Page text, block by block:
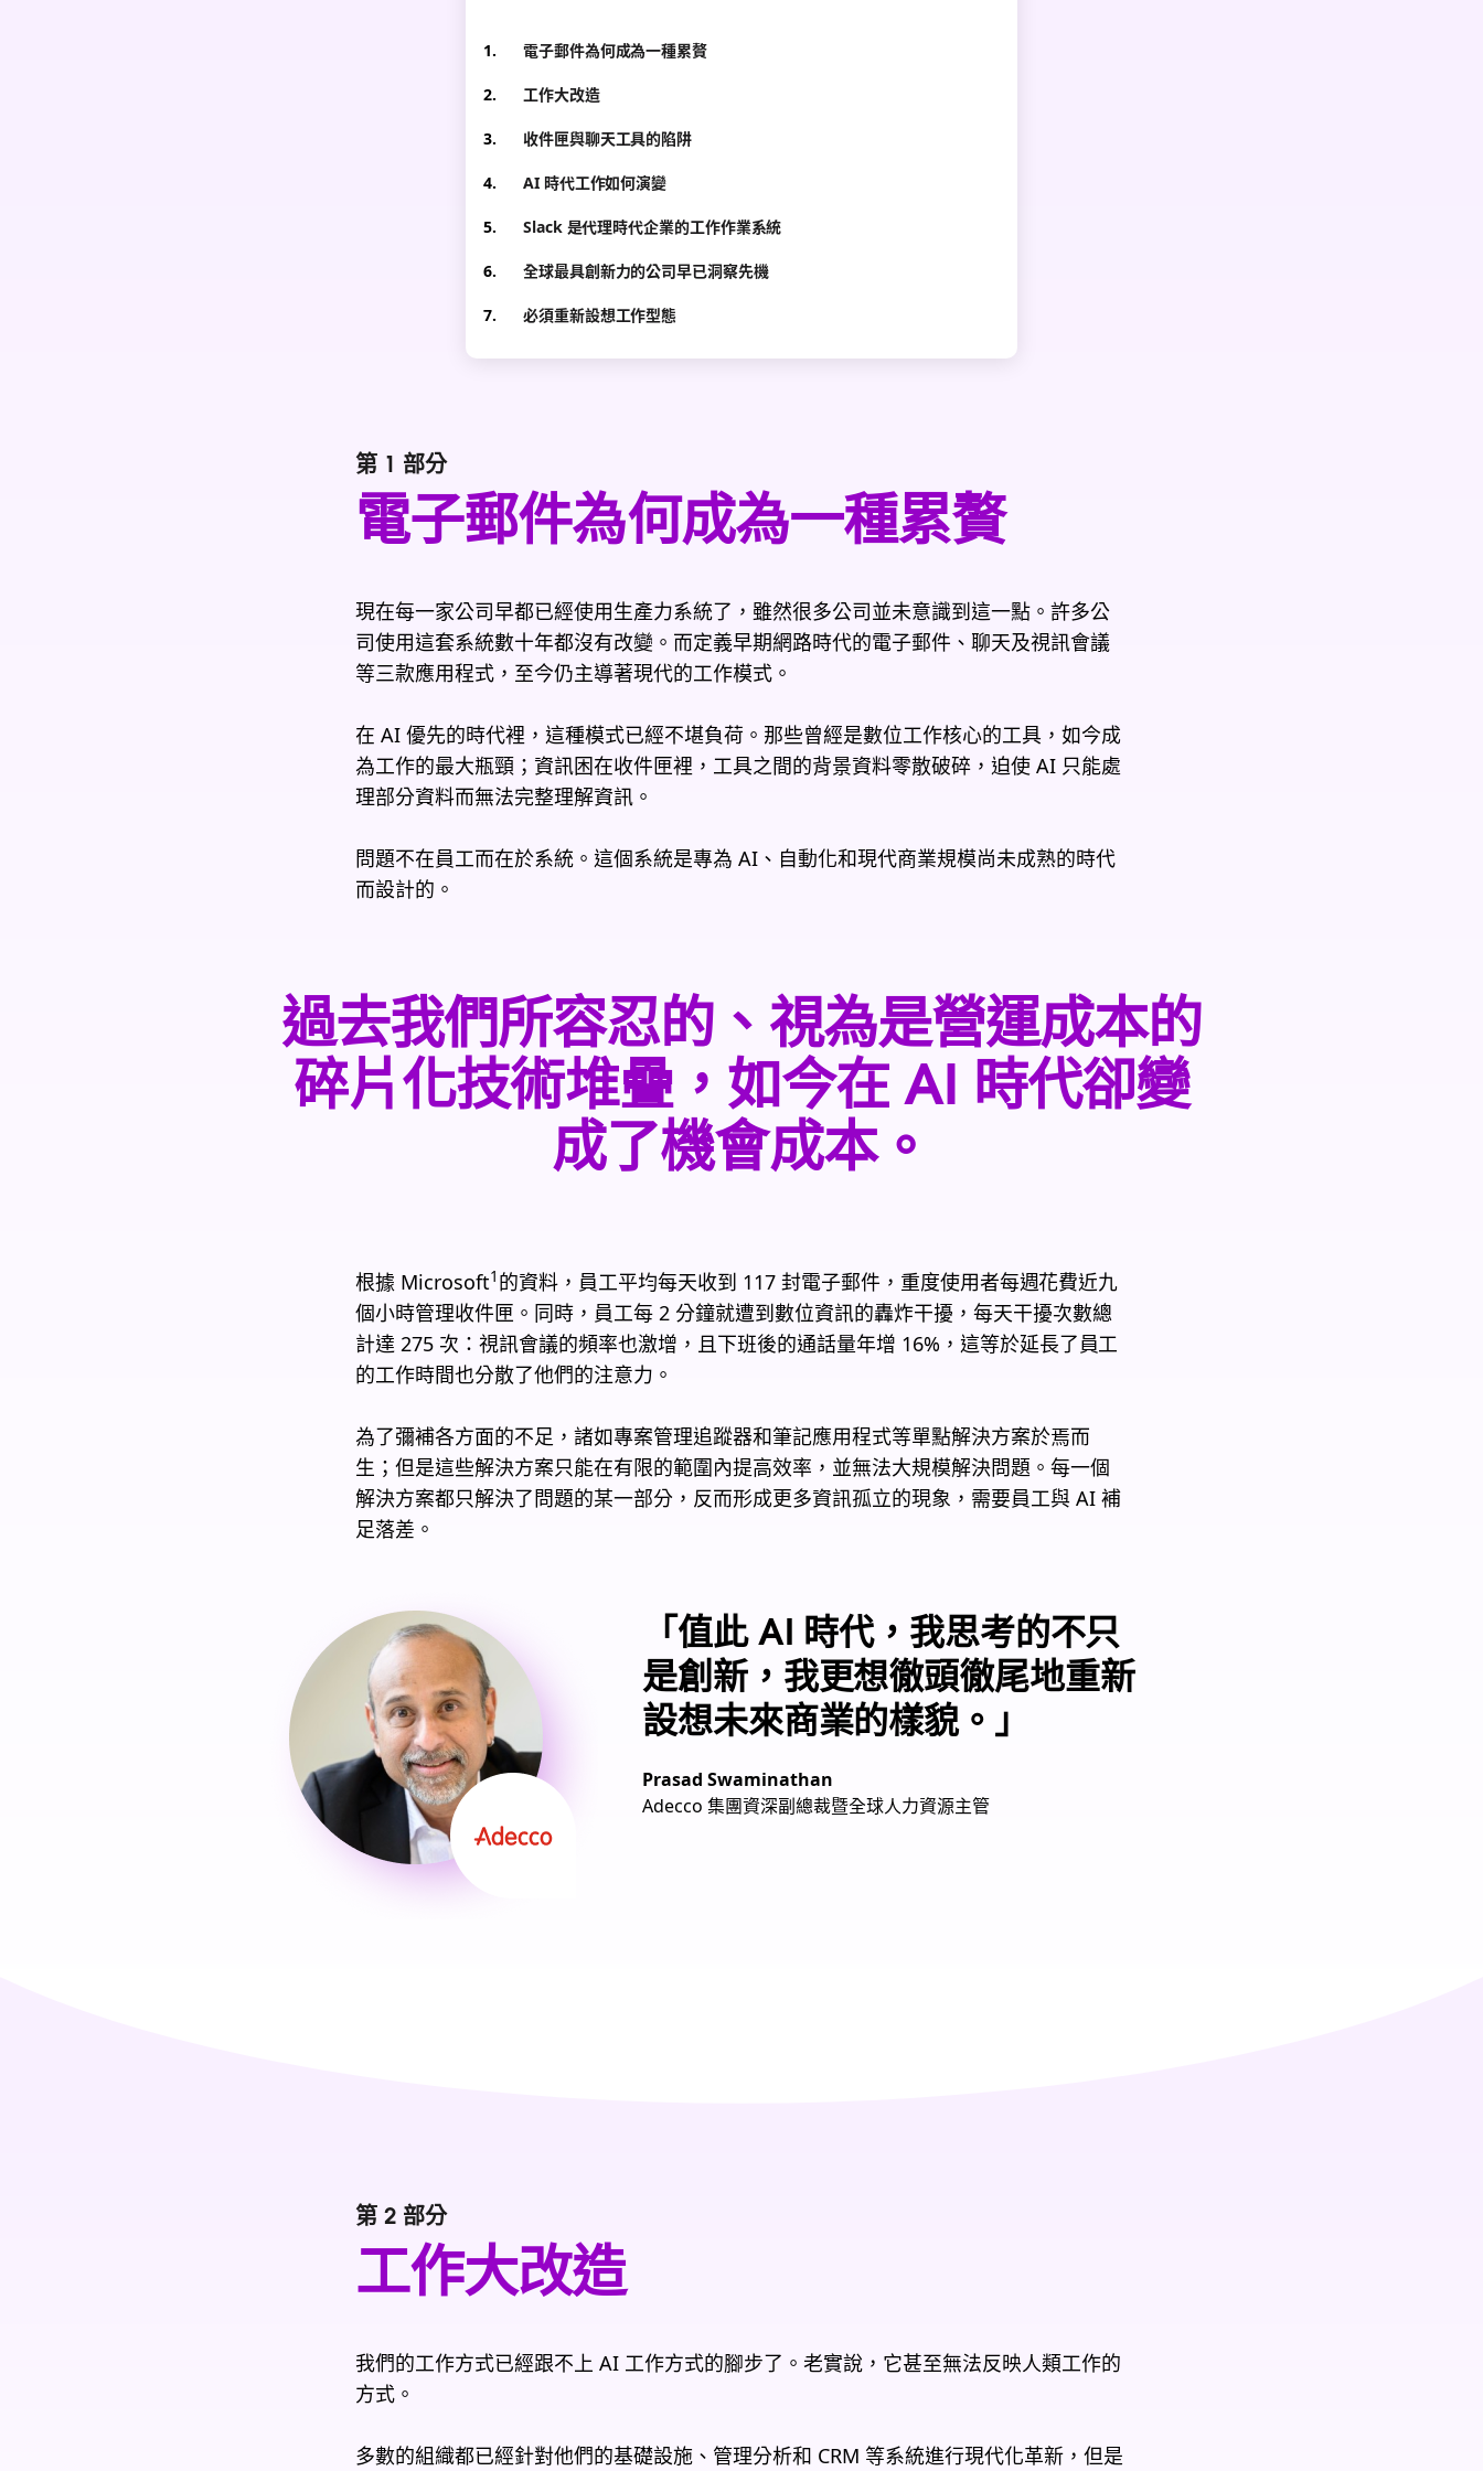
電子郵件為何成為一種累贅
工作大改造
收件匣與聊天工具的陷阱
AI 時代工作如何演變
Slack 是代理時代企業的工作作業系統
全球最具創新力的公司早已洞察先機
必須重新設想工作型態
第 1 部分
電子郵件為何成為一種累贅
現在每一家公司早都已經使用生產力系統了，雖然很多公司並未意識到這一點。許多公
司使用這套系統數十年都沒有改變。而定義早期網路時代的電子郵件、聊天及視訊會議
等三款應用程式，至今仍主導著現代的工作模式。
在 AI 優先的時代裡，這種模式已經不堪負荷。那些曾經是數位工作核心的工具，如今成
為工作的最大瓶頸；資訊困在收件匣裡，工具之間的背景資料零散破碎，迫使 AI 只能處
理部分資料而無法完整理解資訊。
問題不在員工而在於系統。這個系統是專為 AI、自動化和現代商業規模尚未成熟的時代
而設計的。
過去我們所容忍的、視為是營運成本的
碎片化技術堆疊，如今在 AI 時代卻變
成了機會成本。
根據 Microsoft1 的資料，員工平均每天收到 117 封電子郵件，重度使用者每週花費近九
個小時管理收件匣。同時，員工每 2 分鐘就遭到數位資訊的轟炸干擾，每天干擾次數總
計達 275 次：視訊會議的頻率也激增，且下班後的通話量年增 16%，這等於延長了員工
的工作時間也分散了他們的注意力。
為了彌補各方面的不足，諸如專案管理追蹤器和筆記應用程式等單點解決方案於焉而
生；但是這些解決方案只能在有限的範圍內提高效率，並無法大規模解決問題。每一個
解決方案都只解決了問題的某一部分，反而形成更多資訊孤立的現象，需要員工與 AI 補
足落差。
「值此 AI 時代，我思考的不只
是創新，我更想徹頭徹尾地重新
設想未來商業的樣貌。」
Prasad Swaminathan
Adecco 集團資深副總裁暨全球人力資源主管
第 2 部分
工作大改造
我們的工作方式已經跟不上 AI 工作方式的腳步了。老實說，它甚至無法反映人類工作的
方式。
多數的組織都已經針對他們的基礎設施、管理分析和 CRM 等系統進行現代化革新，但是